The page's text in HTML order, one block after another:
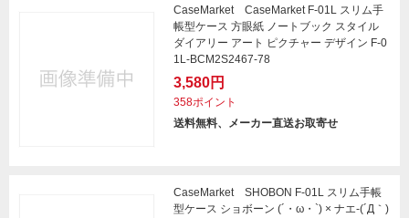
CaseMarket CaseMarket F-01L スリム手
帳型ケース 方眼紙 ノートブック スタイル
ダイアリー アート ピクチャー デザイン F-0
1L-BCM2S2467-78
3,580円
358ポイント
送料無料、メーカー直送お取寄せ
CaseMarket SHOBON F-01L スリム手帳
型ケース ショボーン (´・ω・`) × ナエ-(´Д｀)